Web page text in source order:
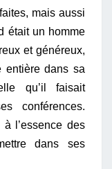
mais aussi
était un homme
et généreux,
entière dans sa
qu’il faisait
conférences.
l’essence des
dans ses